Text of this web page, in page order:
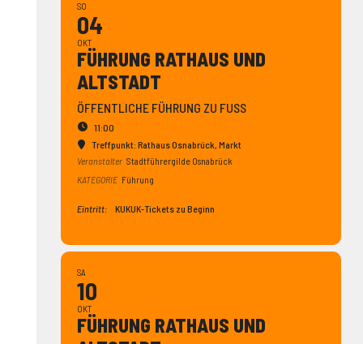
SO
04
OKT
FÜHRUNG RATHAUS UND
ALTSTADT
ÖFFENTLICHE FÜHRUNG ZU FUSS
11:00
Treffpunkt: Rathaus Osnabrück, Markt
Veranstalter Stadtführergilde Osnabrück
KATEGORIE Führung
Eintritt: KUKUK-Tickets zu Beginn
SA
10
OKT
FÜHRUNG RATHAUS UND